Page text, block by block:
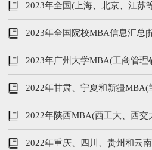
2023年全国(上海、北京、江苏
数线，学制汇总
2023年全国院校MBA信息汇总|
学制
2023年广州大学MBA(工商管理
2022年甘肃、宁夏和新疆MBA(
数、学费、分数线
2022年陕西MBA(西工大、西
费、分数线，学制汇总
2022年重庆、四川、贵州和云